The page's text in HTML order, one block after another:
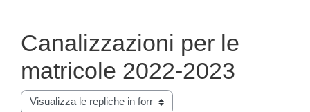
Canalizzazioni per le
matricole 2022-2023
Modalità visualizzazione